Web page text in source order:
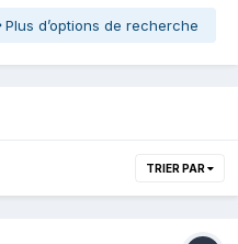
Plus d’options de recherche
TRIER PAR